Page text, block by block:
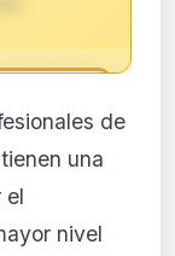
de esta
planes
de
una
el
nivel